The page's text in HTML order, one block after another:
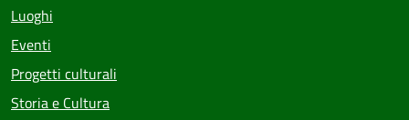
Luoghi
Eventi
Progetti culturali
Storia e Cultura